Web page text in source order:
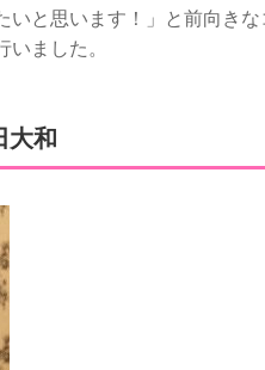
いと思います！」と前向き
ました。
大和